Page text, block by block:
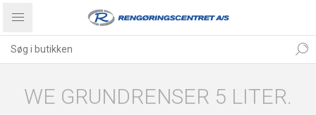
WE GRUNDRENSER 5 LITER.